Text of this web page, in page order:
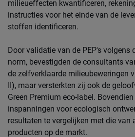
milieueffecten kwantificeren,
instructies voor het einde van de
stoffen identificeren.
Door validatie van de PEP's volgens
norm, bevestigden de consultants
de zelfverklaarde milieubeweringen
II), maar versterkten zij ook de
Green Premium eco-label.
inspanningen voor ecologisch
resultaten te vergelijken met die van
producten op de markt.